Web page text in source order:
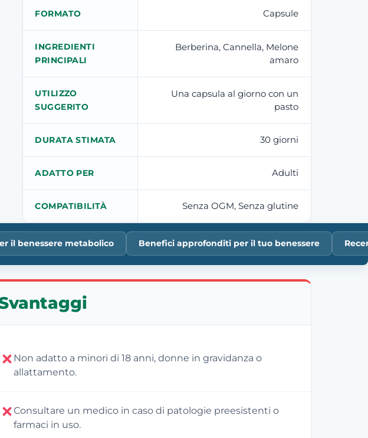
FORMATO Capsule
INGREDIENTI
PRINCIPALI
Berberina, Cannella, Melone
amaro
UTILIZZO
SUGGERITO
Una capsula al giorno con un
pasto
DURATA STIMATA 30 giorni
ADATTO PER Adulti
COMPATIBILITÀ Senza OGM, Senza glutine
il benessere metabolico Benefici approfonditi per il tuo benessere
Non adatto a minori di 18 anni, donne in gravidanza o
allattamento.
Consultare un medico in caso di patologie preesistenti o
farmaci in uso.